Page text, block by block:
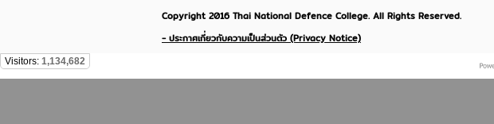
Copyright 2016 Thai National Defence College. All Rights Reserved.
- ประกาศเกี่ยวกับความเป็นส่วนตัว (Privacy Notice)
Visitors: 1,134,682